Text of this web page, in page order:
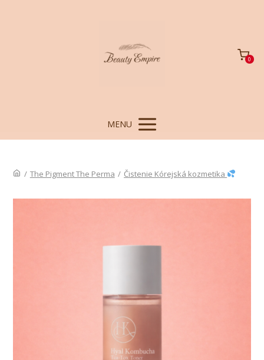
0
MENU
/ The Pigment The Perma / Čistenie Kórejská kozmetika